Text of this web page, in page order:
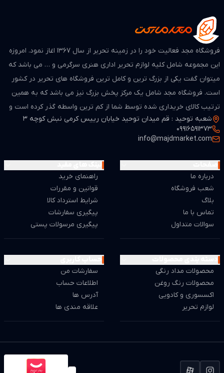
فروشگاه مجد فعالیت خود را در زمینه تحریر از سال ۱۳۶۷ اغاز نمود. امروزه
این مجموعه شامل کلیه لوازم تحریر اداری هنری سرگرمی و … می باشد که
میتوان گفت یکی از بزرگ ترین و کامل ترین فروشگاه های تحریر در کشور
است. فروشگاه مجد شامل یک مرکز پخش بزرگ نیز می باشد که به همین
ترتیب کالای خریداری شده توسط شما از کم ترین واسطه گذر کرده است و
از لحاظ قیمت بسیار مطمن و مناسب می باشد.
شعبه توحید : قم میدان توحید خیابان رییس کرمی نبش کوچه 3
09916591373
info@majdmarket.com
درباره ما
شعب فروشگاه
بلاگ
تماس با ما
سوالات متداول
راهنمای خرید
قوانین و مقررات
شرایط استرداد کالا
پیگیری سفارشات
پیگیری مرسولات پستی
محصولات مداد رنگی
محصولات رنگ روغن
اکسسوری و کادویی
لوازم تحریر
سفارشات من
اطلاعات حساب
آدرس ها
علاقه مندی ها